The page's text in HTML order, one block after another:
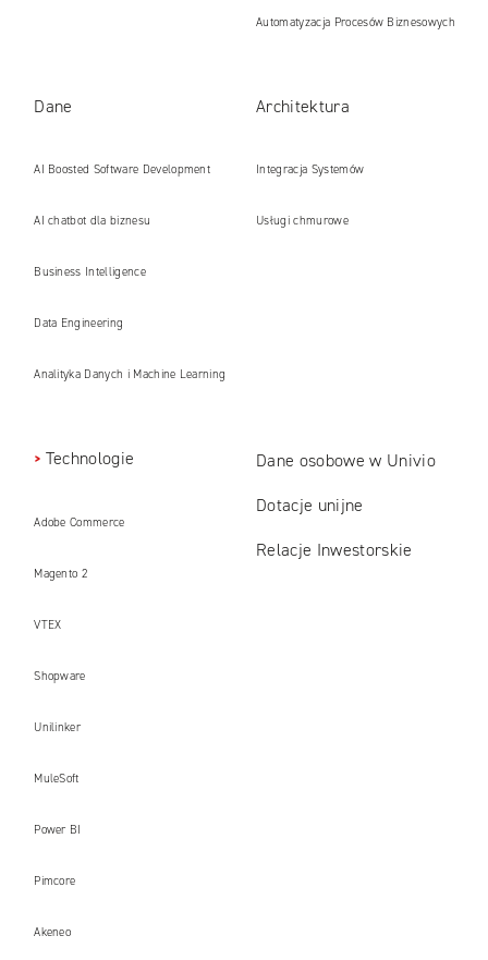
Automatyzacja Procesów Biznesowych
Dane
AI Boosted Software Development
AI chatbot dla biznesu
Business Intelligence
Data Engineering
Analityka Danych i Machine Learning
Architektura
Integracja Systemów
Usługi chmurowe
Technologie
Adobe Commerce
Magento 2
VTEX
Shopware
Unilinker
MuleSoft
Power BI
Pimcore
Akeneo
Dane osobowe w Univio
Dotacje unijne
Relacje Inwestorskie